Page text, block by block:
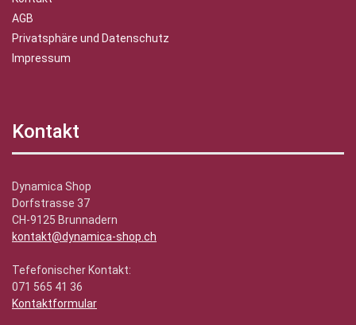
AGB
Privatsphäre und Datenschutz
Impressum
Kontakt
Dynamica Shop
Dorfstrasse 37
CH-9125 Brunnadern
kontakt@dynamica-shop.ch
Tefefonischer Kontakt:
071 565 41 36
Kontaktformular